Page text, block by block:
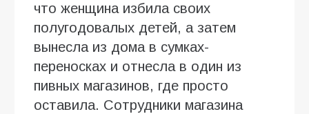
что женщина избила своих
полугодовалых детей, а затем
вынесла из дома в сумках-
переносках и отнесла в один из
пивных магазинов, где просто
оставила. Сотрудники магазина